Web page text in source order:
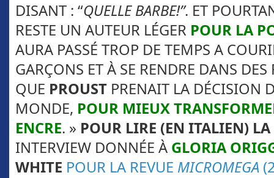
DISANT : “QUELLE BARBE!”. ET
RESTE UN AUTEUR LÉGER POUR LA
AURA PASSÉ TROP DE TEMPS A
GARÇONS ET À SE RENDRE DANS DES
QUE PROUST PRENAIT LA DÉCISION
MONDE, POUR MIEUX
ENCRE. » POUR LIRE (EN ITALIEN)
INTERVIEW DONNÉE À GLORIA
WHITE POUR LA REVUE MICROMEGA